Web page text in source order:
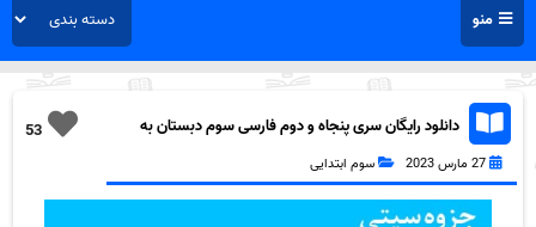
منو
53
دانلود رایگان سری پنجاه و دوم فارسی سوم دبستان به
27 مارس 2023 سوم ابتدایی